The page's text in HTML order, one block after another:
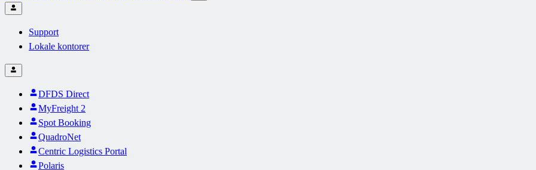
Support
Lokale kontorer
DFDS Direct
MyFreight 2
Spot Booking
QuadroNet
Centric Logistics Portal
Polaris